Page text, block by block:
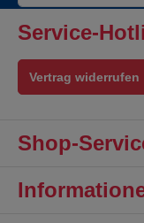
Service-
Vertrag widerrufen
Shop-